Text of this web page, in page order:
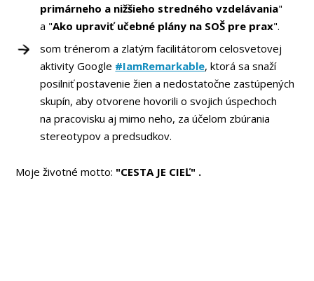
primárneho a nižšieho stredného vzdelávania"
a "Ako upraviť učebné plány na SOŠ pre prax".
som trénerom a zlatým facilitátorom celosvetovej
aktivity Google #IamRemarkable, ktorá sa snaží
posilniť postavenie žien a nedostatočne zastúpených
skupín, aby otvorene hovorili o svojich úspechoch
na pracovisku aj mimo neho, za účelom zbúrania
stereotypov a predsudkov.
Moje životné motto: "CESTA JE CIEĽ" .